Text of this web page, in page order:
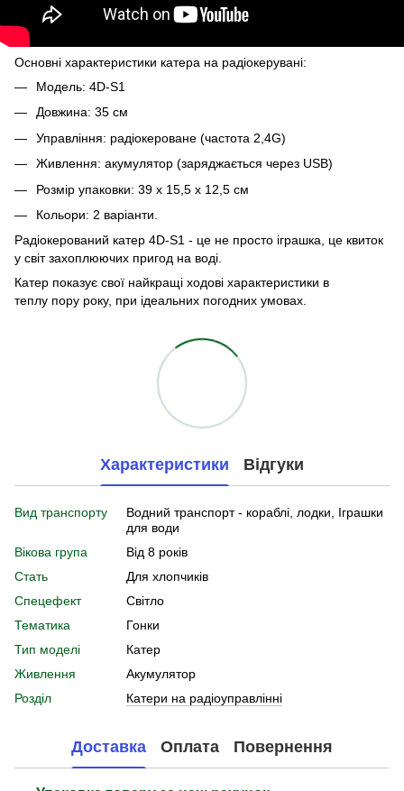
Основні характеристики катера на радіокерувані:
Модель: 4D-S1
Довжина: 35 см
Управління: радіокероване (частота 2,4G)
Живлення: акумулятор (заряджається через USB)
Розмір упаковки: 39 x 15,5 x 12,5 см
Кольори: 2 варіанти.
Радіокерований катер 4D-S1 - це не просто іграшка, це квиток
у світ захоплюючих пригод на воді.
Катер показує свої найкращі ходові характеристики в
теплу пору року, при ідеальних погодних умовах.
Характеристики Відгуки
Вид транспорту
Водний транспорт - кораблі, лодки, Іграшки
для води
Вікова група
Від 8 років
Стать
Для хлопчиків
Спецефект
Світло
Тематика
Гонки
Тип моделі
Катер
Живлення
Акумулятор
Розділ
Катери на радіоуправлінні
Доставка Оплата Повернення